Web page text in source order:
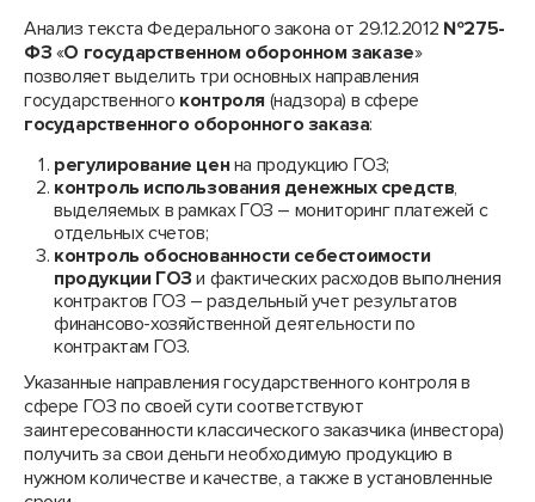
Анализ текста Федерального закона от 29.12.2012 №275-
ФЗ «О государственном оборонном заказе»
позволяет выделить три основных направления
государственного контроля (надзора) в сфере
государственного оборонного заказа:
регулирование цен на продукцию ГОЗ;
контроль использования денежных средств,
выделяемых в рамках ГОЗ – мониторинг платежей с
отдельных счетов;
контроль обоснованности себестоимости
продукции ГОЗ и фактических расходов выполнения
контрактов ГОЗ – раздельный учет результатов
финансово-хозяйственной деятельности по
контрактам ГОЗ.
Указанные направления государственного контроля в
сфере ГОЗ по своей сути соответствуют
заинтересованности классического заказчика (инвестора)
получить за свои деньги необходимую продукцию в
нужном количестве и качестве, а также в установленные